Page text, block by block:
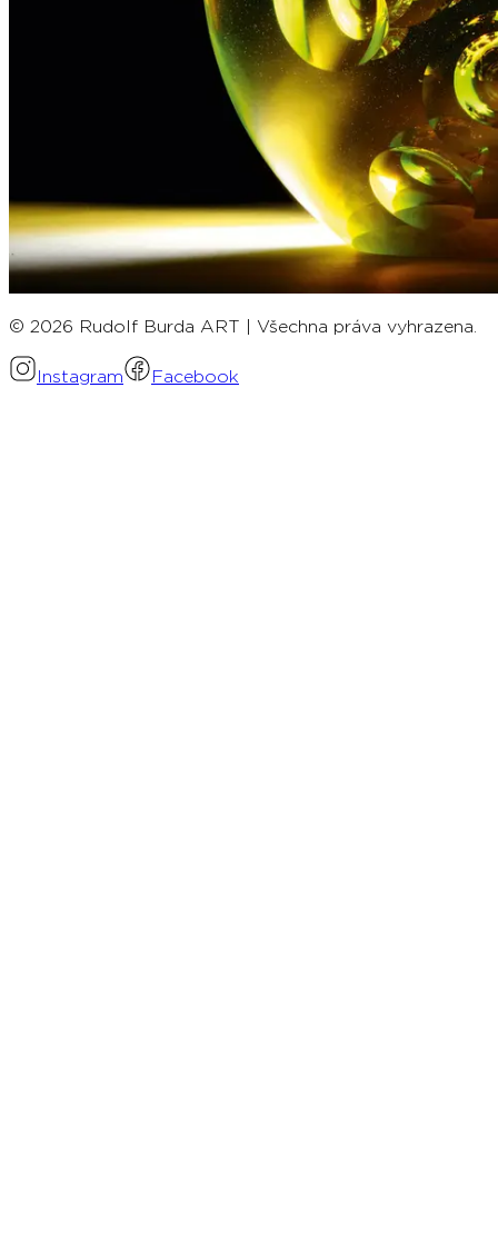
© 2026 Rudolf Burda ART | Všechna práva vyhrazena.
Instagram Facebook